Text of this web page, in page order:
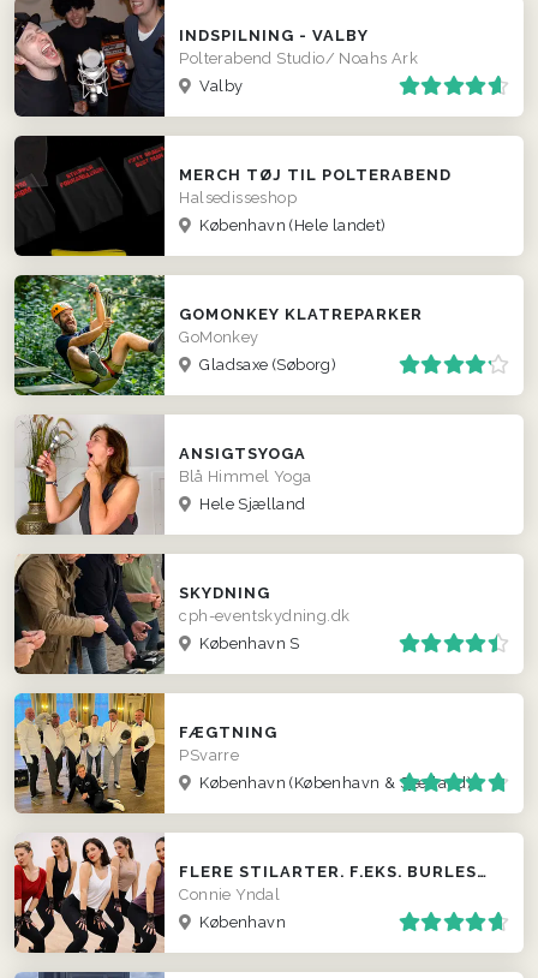
INDSPILNING - VALBY
Polterabend Studio/ Noahs Ark
Valby
MERCH TØJ TIL POLTERABEND
Halsedisseshop
København(Hele landet)
GOMONKEY KLATREPARKER
GoMonkey
Gladsaxe (Søborg)
ANSIGTSYOGA
Blå Himmel Yoga
Hele Sjælland
SKYDNING
cph-eventskydning.dk
København S
FÆGTNING
PSvarre
København(København & Sjælland)
FLERE STILARTER. F.EKS. BURLESQUE, LINE DANCE, TWERK OG MAGIC MIKE
Connie Yndal
København